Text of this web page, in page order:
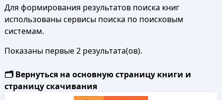
Для формирования результатов поиска книг
использованы сервисы поиска по поисковым
системам.
Показаны первые 2 результата(ов).
🗂️ Вернуться на основную страницу книги и
страницу скачивания